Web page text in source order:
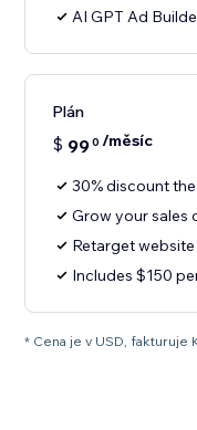
AI GPT Ad
Plán
$ 990 /měsíc
30% discount
Grow your sales
Retarget
Includes $150
* Cena je v USD, fakturuje